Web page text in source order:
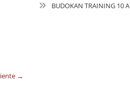
→
BUDOKAN TRAINING 10